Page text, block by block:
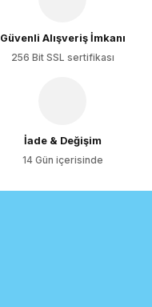
Güvenli Alışveriş İmkanı
256 Bit SSL sertifikası
İade & Değişim
14 Gün içerisinde